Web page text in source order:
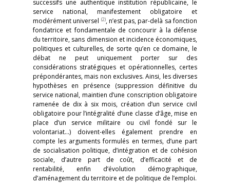
successifs une authentique institution républicaine, le
service national, manifestement obligatoire et
modérément universel (2), n’est pas, par-delà sa fonction
fondatrice et fondamentale de concourir à la défense
du territoire, sans dimension et incidence économiques,
politiques et culturelles, de sorte qu’en ce domaine, le
débat ne peut uniquement porter sur des
considérations stratégiques et opérationnelles, certes
prépondérantes, mais non exclusives. Ainsi, les diverses
hypothèses en présence (suppression définitive du
service national, maintien d’une conscription obligatoire
ramenée de dix à six mois, création d’un service civil
obligatoire pour l’intégralité d’une classe d’âge, mise en
place d’un service militaire ou civil fondé sur le
volontariat…) doivent-elles également prendre en
compte les arguments formulés en termes, d’une part
de socialisation politique, d’intégration et de cohésion
sociale, d’autre part de coût, d’efficacité et de
rentabilité, enfin d’évolution démographique,
d’aménagement du territoire et de politique de l’emploi.